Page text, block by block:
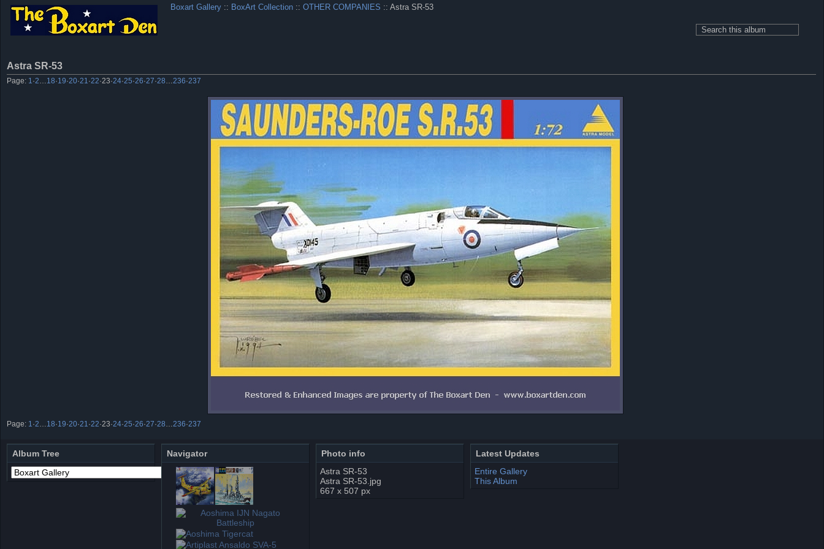
Boxart Gallery :: BoxArt Collection ::OTHER COMPANIES :: Astra SR-53
Astra SR-53
Page: 1 ·2 18·19·20·21 ·22·23·24·25·26·27·28 236·237
Page: 1 ·2 18·19·20·21 ·22·23·24·25·26·27·28 236·237
Album Tree Navigator
Photo info
Astra SR-53
Astra SR-53.jpg
667 x 507 px
Latest Updates
Entire Gallery
This Album